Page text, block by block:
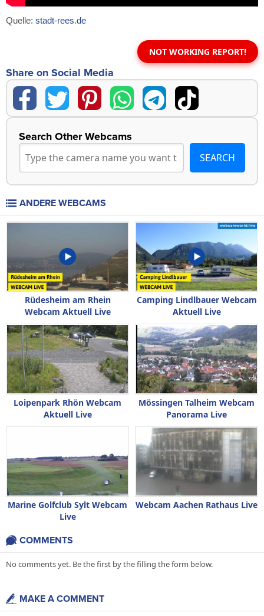
Quelle: stadt-rees.de
NOT WORKING REPORT!
Share on Social Media
Search Other Webcams
ANDERE WEBCAMS
Rüdesheim am Rhein
Webcam Aktuell Live
Camping Lindlbauer Webcam
Aktuell Live
Loipenpark Rhön Webcam
Aktuell Live
Mössingen Talheim Webcam
Panorama Live
Marine Golfclub Sylt Webcam
Live
Webcam Aachen Rathaus Live
COMMENTS
No comments yet. Be the first by the filling the form below.
MAKE A COMMENT